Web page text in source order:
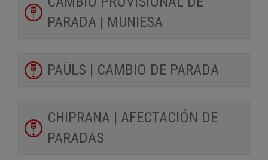
PARADA | MUNIESA
PAÜLS | CAMBIO DE PARADA
CHIPRANA | AFECTACIÓN DE
PARADAS